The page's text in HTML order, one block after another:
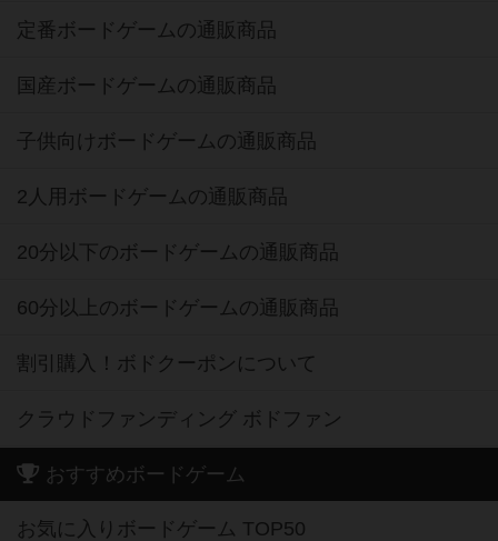
定番ボードゲームの通販商品
国産ボードゲームの通販商品
子供向けボードゲームの通販商品
2人用ボードゲームの通販商品
20分以下のボードゲームの通販商品
60分以上のボードゲームの通販商品
割引購入！ボドクーポンについて
クラウドファンディング ボドファン
おすすめボードゲーム
お気に入りボードゲーム TOP50